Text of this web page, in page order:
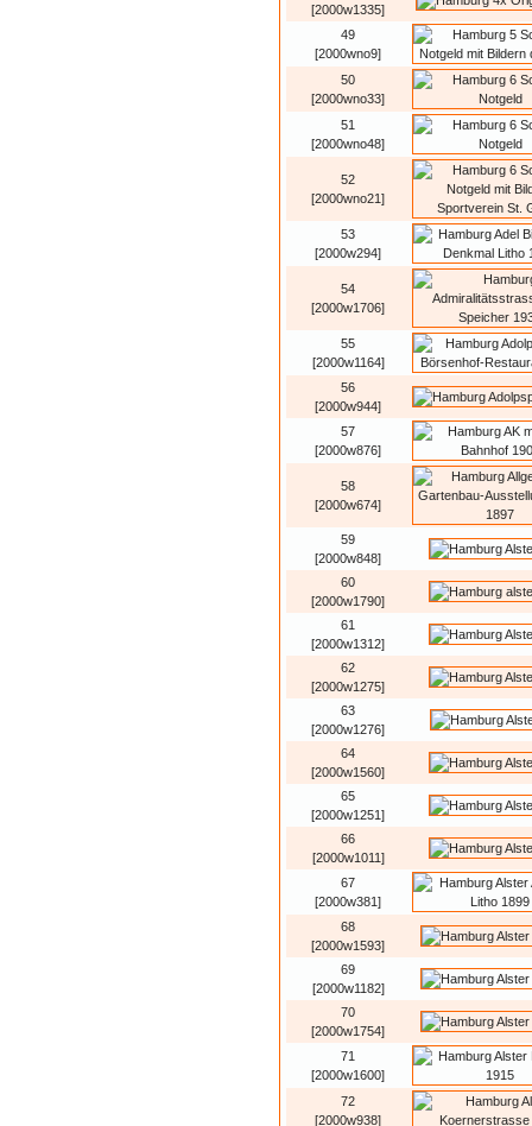
[2000w1335]
49
[2000wno9]
50
[2000wno33]
51
[2000wno48]
52
[2000wno21]
53
[2000w294]
54
[2000w1706]
55
[2000w1164]
56
[2000w944]
57
[2000w876]
58
[2000w674]
59
[2000w848]
60
[2000w1790]
61
[2000w1312]
62
[2000w1275]
63
[2000w1276]
64
[2000w1560]
65
[2000w1251]
66
[2000w1011]
67
[2000w381]
68
[2000w1593]
69
[2000w1182]
70
[2000w1754]
71
[2000w1600]
72
[2000w938]